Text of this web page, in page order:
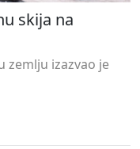
skija na
zemlju izazvao je